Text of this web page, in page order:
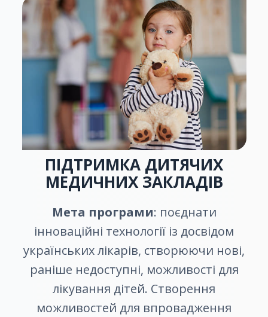
ПІДТРИМКА ДИТЯЧИХ
МЕДИЧНИХ ЗАКЛАДІВ
Мета програми: поєднати
інноваційні технології із досвідом
українських лікарів, створюючи нові,
раніше недоступні, можливості для
лікування дітей. Створення
можливостей для впровадження